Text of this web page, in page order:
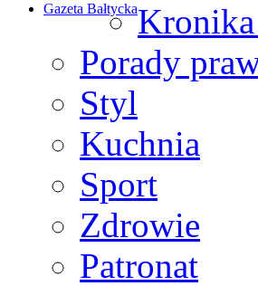
Gazeta Bałtycka
Porady
Styl
Kuchnia
Sport
Zdrowie
Patronat